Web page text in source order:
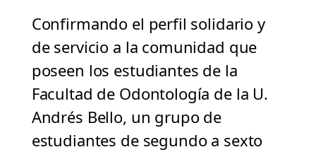
Confirmando el perfil solidario y
de servicio a la comunidad que
poseen los estudiantes de la
Facultad de Odontología de la U.
Andrés Bello, un grupo de
estudiantes de segundo a sexto